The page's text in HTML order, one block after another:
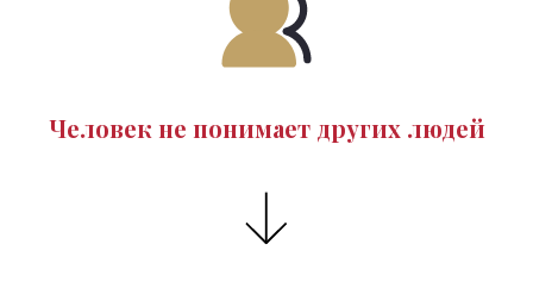
Человек не понимает других людей